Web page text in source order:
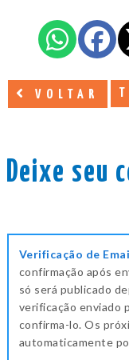
VOLTAR
Deixe seu
Verificação de
confirmação após
só será publicado
verificação enviado
confirma-lo. Os
automaticamente